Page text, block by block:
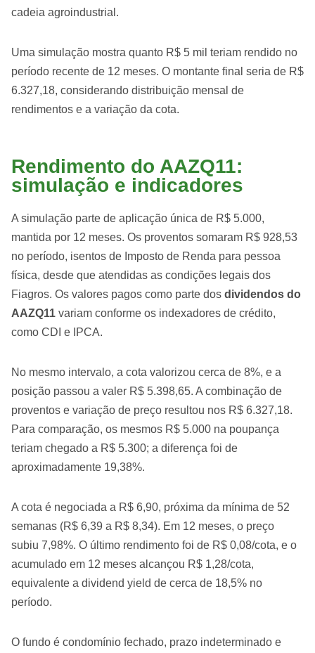
cadeia agroindustrial.
Uma simulação mostra quanto R$ 5 mil teriam rendido no
período recente de 12 meses. O montante final seria de R$
6.327,18, considerando distribuição mensal de
rendimentos e a variação da cota.
Rendimento do AAZQ11:
simulação e indicadores
A simulação parte de aplicação única de R$ 5.000,
mantida por 12 meses. Os proventos somaram R$ 928,53
no período, isentos de Imposto de Renda para pessoa
física, desde que atendidas as condições legais dos
Fiagros. Os valores pagos como parte dos dividendos do
AAZQ11 variam conforme os indexadores de crédito,
como CDI e IPCA.
No mesmo intervalo, a cota valorizou cerca de 8%, e a
posição passou a valer R$ 5.398,65. A combinação de
proventos e variação de preço resultou nos R$ 6.327,18.
Para comparação, os mesmos R$ 5.000 na poupança
teriam chegado a R$ 5.300; a diferença foi de
aproximadamente 19,38%.
A cota é negociada a R$ 6,90, próxima da mínima de 52
semanas (R$ 6,39 a R$ 8,34). Em 12 meses, o preço
subiu 7,98%. O último rendimento foi de R$ 0,08/cota, e o
acumulado em 12 meses alcançou R$ 1,28/cota,
equivalente a dividend yield de cerca de 18,5% no
período.
O fundo é condomínio fechado, prazo indeterminado e